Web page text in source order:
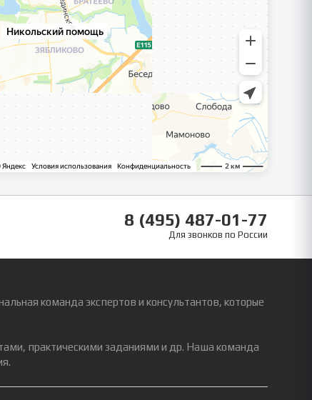
8 (495) 487-01-77
Для звонков по России
команда экспертов и консультантов, которые
практическими заданиями и др. Наша команда